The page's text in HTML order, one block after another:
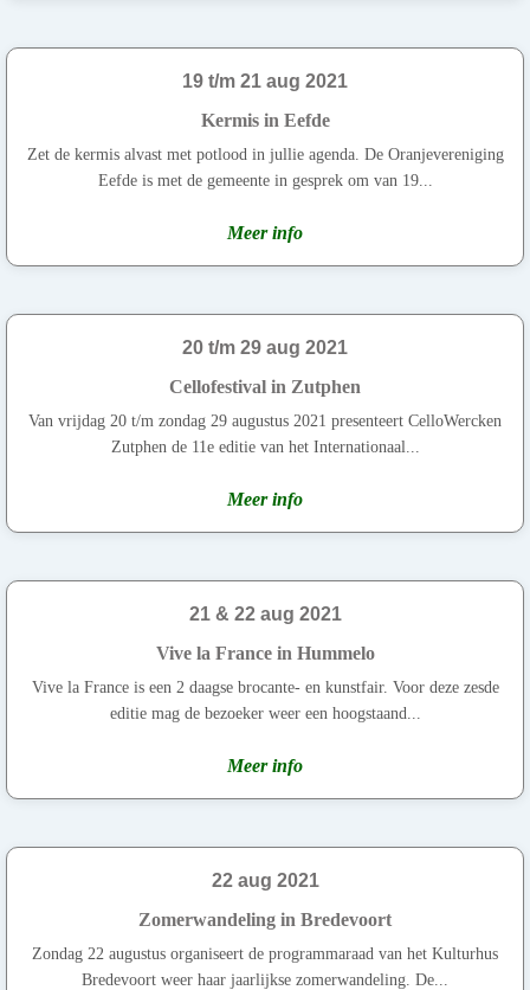
19 t/m 21 aug 2021
Kermis in Eefde
Zet de kermis alvast met potlood in jullie agenda. De Oranjevereniging
Eefde is met de gemeente in gesprek om van 19...
Meer info
20 t/m 29 aug 2021
Cellofestival in Zutphen
Van vrijdag 20 t/m zondag 29 augustus 2021 presenteert CelloWercken
Zutphen de 11e editie van het Internationaal...
Meer info
21 & 22 aug 2021
Vive la France in Hummelo
Vive la France is een 2 daagse brocante- en kunstfair. Voor deze zesde
editie mag de bezoeker weer een hoogstaand...
Meer info
22 aug 2021
Zomerwandeling in Bredevoort
Zondag 22 augustus organiseert de programmaraad van het Kulturhus
Bredevoort weer haar jaarlijkse zomerwandeling. De...